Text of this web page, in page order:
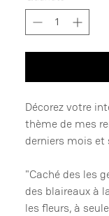
Décorez votre
thème de mes
derniers mois et
"Caché des les
des blaireaux à
les fleurs, à